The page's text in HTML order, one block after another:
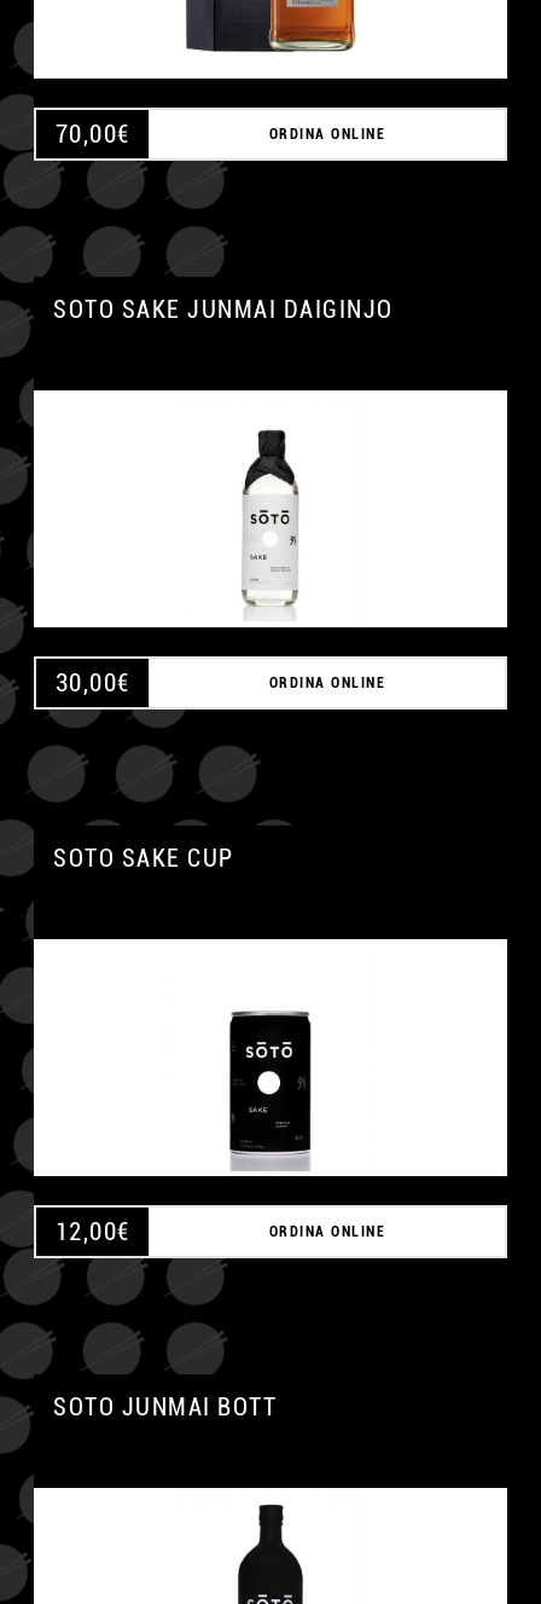
70,00€ ORDINA ONLINE
SOTO SAKE JUNMAI DAIGINJO
30,00€ ORDINA ONLINE
SOTO SAKE CUP
12,00€ ORDINA ONLINE
SOTO JUNMAI BOTT